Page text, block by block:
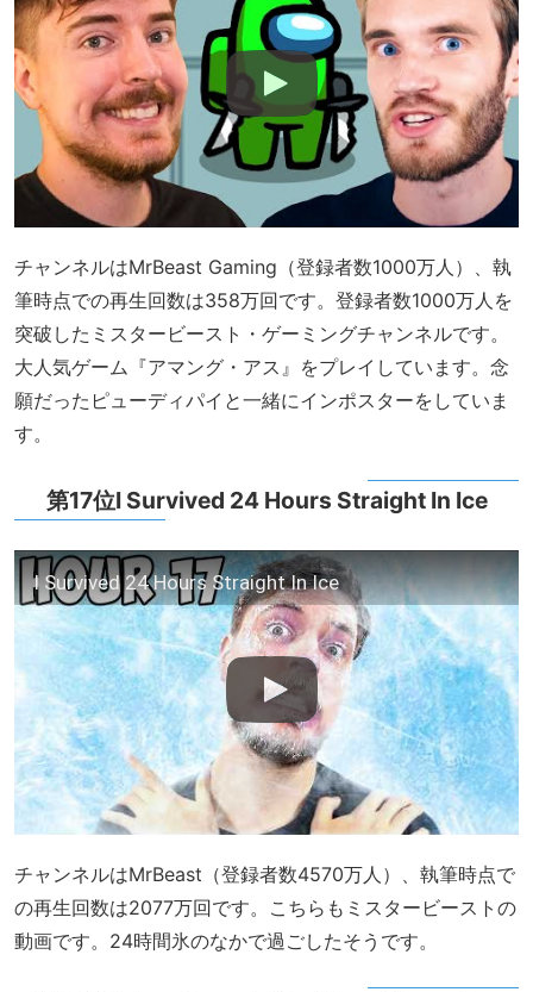
チャンネルはMrBeast Gaming（登録者数1000万人）、執
筆時点での再生回数は358万回です。登録者数1000万人を
突破したミスタービースト・ゲーミングチャンネルです。
大人気ゲーム『アマング・アス』をプレイしています。念
願だったピューディパイと一緒にインポスターをしていま
す。
第17位I Survived 24 Hours Straight In Ice
I Survived 24 Hours Straight In Ice
チャンネルはMrBeast（登録者数4570万人）、執筆時点で
の再生回数は2077万回です。こちらもミスタービーストの
動画です。24時間氷のなかで過ごしたそうです。